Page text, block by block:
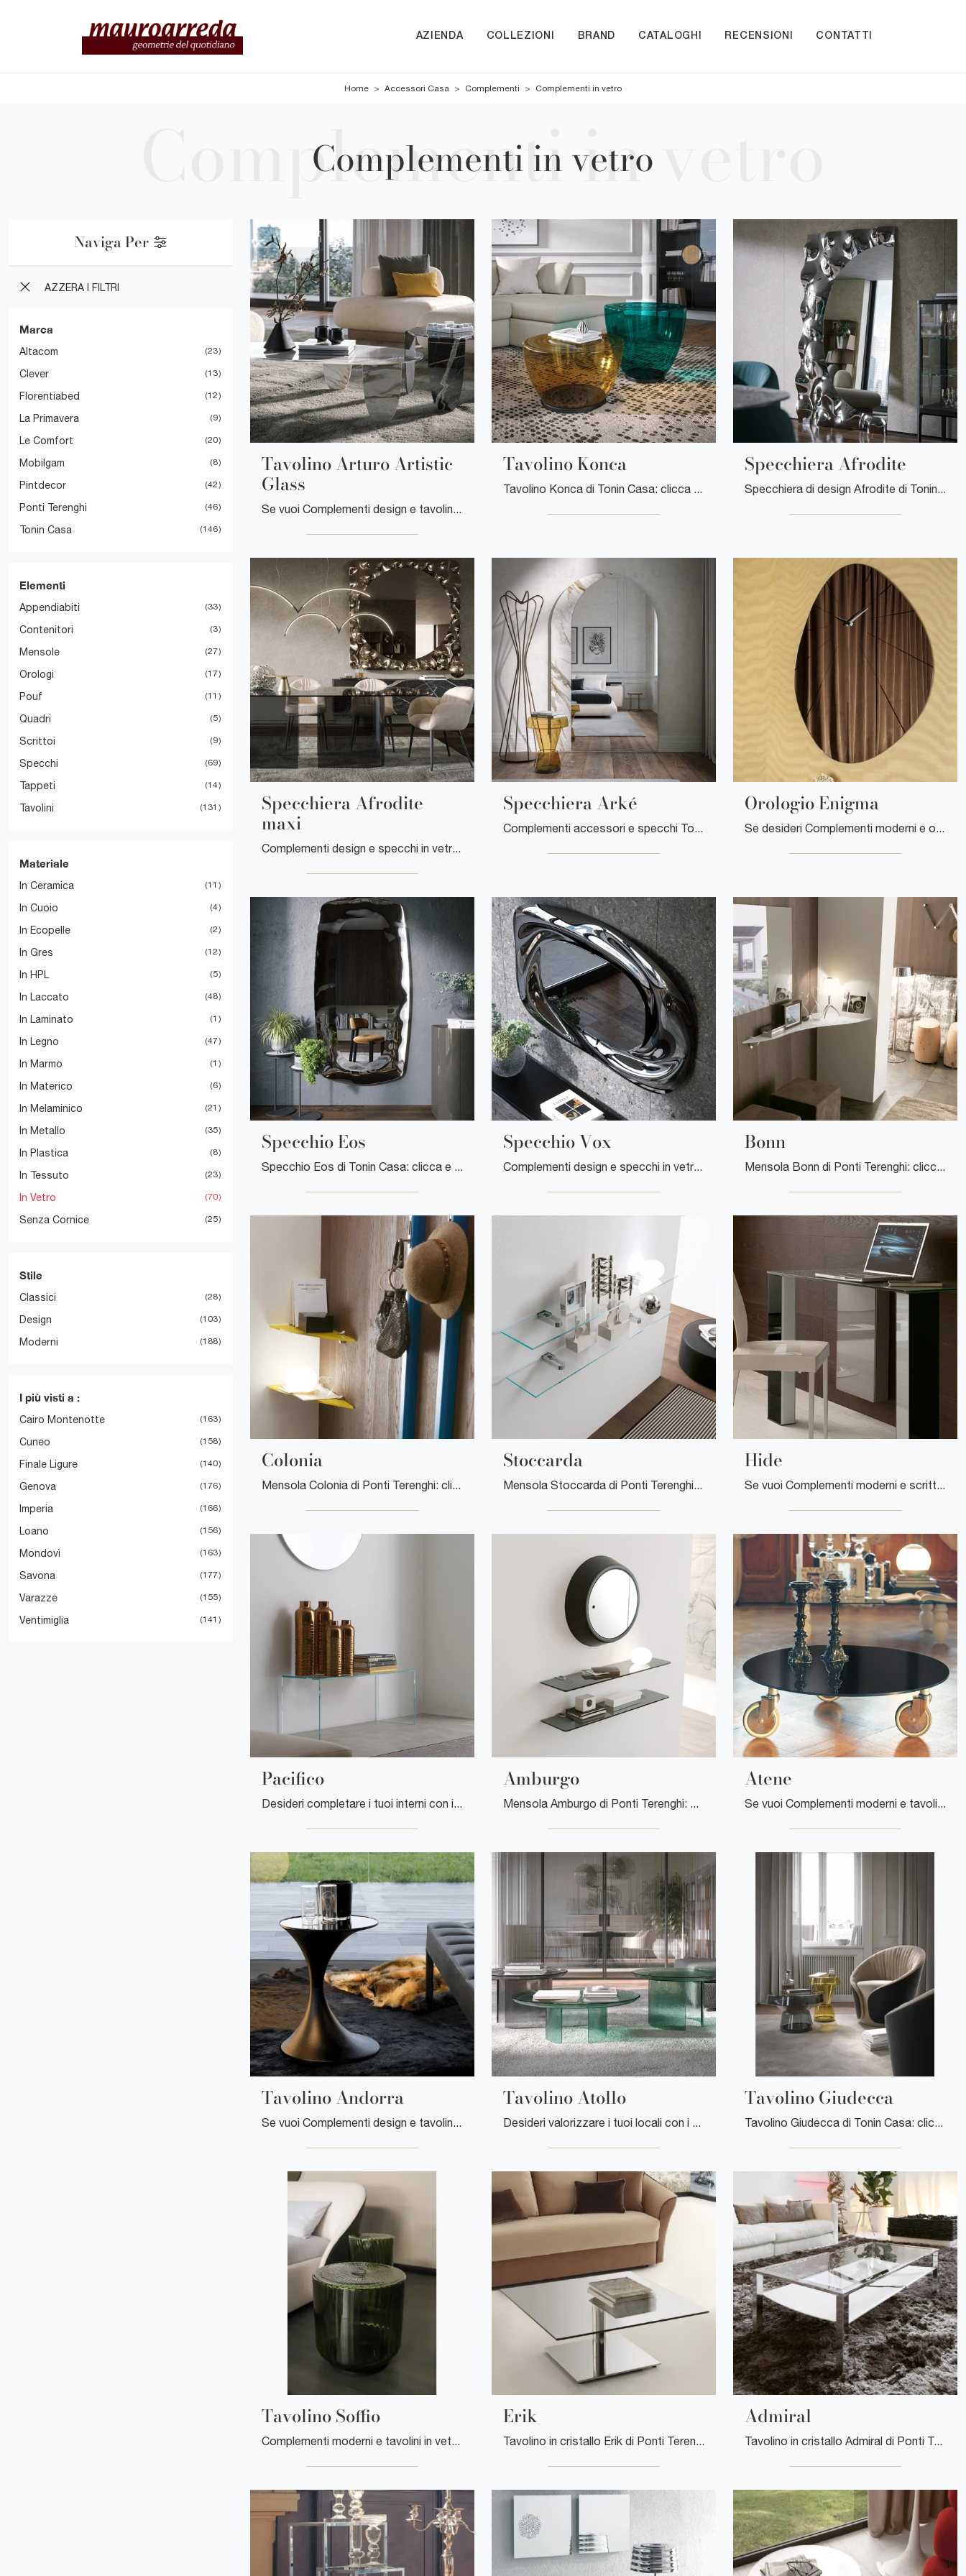
AZIENDA COLLEZIONI BRAND CATALOGHI RECENSIONI CONTATTI
Home > Accessori Casa > Complementi > Complementi in vetro
Complementi in vetro
Naviga Per
AZZERA I FILTRI
Marca
Altacom 23
Clever 13
Florentiabed 12
La Primavera 9
Le Comfort 20
Mobilgam 8
Pintdecor 42
Ponti Terenghi 46
Tonin Casa 146
Elementi
Appendiabiti 33
Contenitori 3
Mensole 27
Orologi 17
Pouf 11
Quadri 5
Scrittoi 9
Specchi 69
Tappeti 14
Tavolini 131
Materiale
In Ceramica 11
In Cuoio 4
In Ecopelle 2
In Gres 12
In HPL 5
In Laccato 48
In Laminato 1
In Legno 47
In Marmo 1
In Materico 6
In Melaminico 21
In Metallo 35
In Plastica 8
In Tessuto 23
In Vetro 70
Senza Cornice 25
Stile
Classici 28
Design 103
Moderni 188
I più visti a :
Cairo Montenotte 163
Cuneo 158
Finale Ligure 140
Genova 176
Imperia 166
Loano 156
Mondovì 163
Savona 177
Varazze 155
Ventimiglia 141
Tavolino Arturo Artistic
Glass
Se vuoi Complementi design e tavolini in vetro ottieni informazioni sul modello Tavolino Arturo Artistic Glass della marca Tonin Casa.
Tavolino Konca
Tavolino Konca di Tonin Casa: clicca e ottieni informazioni sui Complementi e tavolini moderni in vetro del noto e conosciuto brand!
Specchiera Afrodite
Specchiera di design Afrodite di Tonin Casa: clicca e scopri di più sui Complementi e specchi design in vetro del rinomato brand!
Specchiera Afrodite
maxi
Complementi design e specchi in vetro: scopri di più sul modello Specchiera Afrodite maxi di Tonin Casa e potrai impreziosire i tuoi spazi.
Specchiera Arké Orologio Enigma
Specchio Eos
Specchio Eos di Tonin Casa: clicca e ottieni informazioni sui Complementi e specchi design in vetro del noto e conosciuto marchio!
Specchio Vox
Complementi design e specchi in vetro: scopri di più sul modello Specchio Vox di Tonin Casa e potrai impreziosire i tuoi interni.
Bonn
Mensola Bonn di Ponti Terenghi: clicca e scopri di più sui Complementi e mensole moderni in vetro del noto e rinomato brand!
Colonia
Mensola Colonia di Ponti Terenghi: clicca e scopri di più sui Complementi e mensole moderni in vetro del noto e conosciuto marchio!
Stoccarda
Mensola Stoccarda di Ponti Terenghi: clicca e scopri di più sui Complementi e mensole moderni in vetro del rinomato brand!
Hide
Se vuoi Complementi moderni e scrittoi in vetro scopri di più sul modello Hide dell'azienda Ponti Terenghi.
Pacifico
Desideri completare i tuoi interni con i Complementi Ponti Terenghi? Ti presentiamo molteplici modelli di tavolini in vetro come Pacifico.
Amburgo
Mensola Amburgo di Ponti Terenghi: clicca e ottieni informazioni sui Complementi e mensole moderni in vetro del noto e rinomato marchio!
Atene
Se vuoi Complementi moderni e tavolini in vetro ottieni informazioni sul modello Atene della firma Ponti Terenghi.
Tavolino Andorra Tavolino Atollo Tavolino Giudecca
Tavolino Soffio
Complementi moderni e tavolini in vetro: scopri di più sul modello Tavolino Soffio di Tonin Casa e potrai impreziosire i tuoi interni.
Erik
Tavolino in cristallo Erik di Ponti Terenghi: clicca e ottieni informazioni sui Complementi e tavolini moderni in vetro del noto e conosciuto marchio!
Admiral
Tavolino in cristallo Admiral di Ponti Terenghi: clicca e scopri di più sui Complementi e tavolini moderni in vetro del noto e conosciuto marchio!